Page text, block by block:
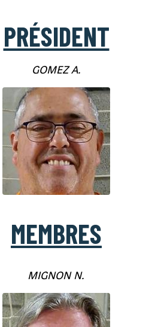
PRÉSIDENT
GOMEZ A.
MEMBRES
MIGNON N.